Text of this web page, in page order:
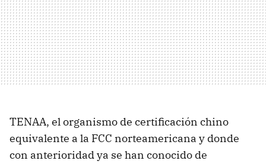
TENAA, el organismo de certificación chino
equivalente a la FCC norteamericana y donde
con anterioridad ya se han conocido de